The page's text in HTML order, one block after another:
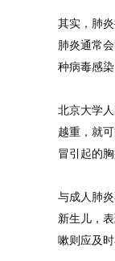
其实，肺
肺炎通常
种病毒感
北京大学
越重，就
冒引起的
与成人肺
新生儿，
嗽则应及时